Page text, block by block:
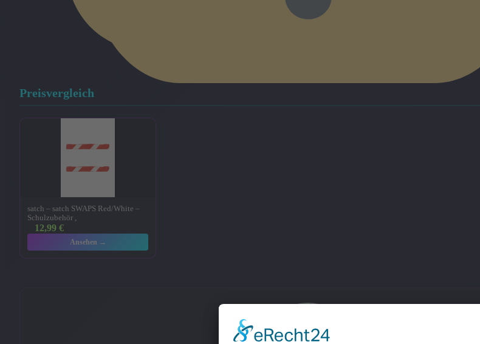
Preisvergleich
satch – satch SWAPS Red/White –
Schulzubehör ,
12,99 €
Ansehen →